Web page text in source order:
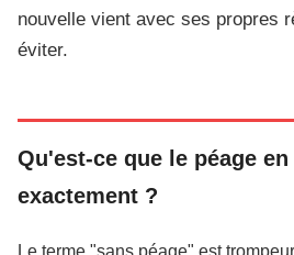
nouvelle vient avec ses propres
éviter.
Qu'est-ce que le péage
exactement ?
Le terme "sans péage" est